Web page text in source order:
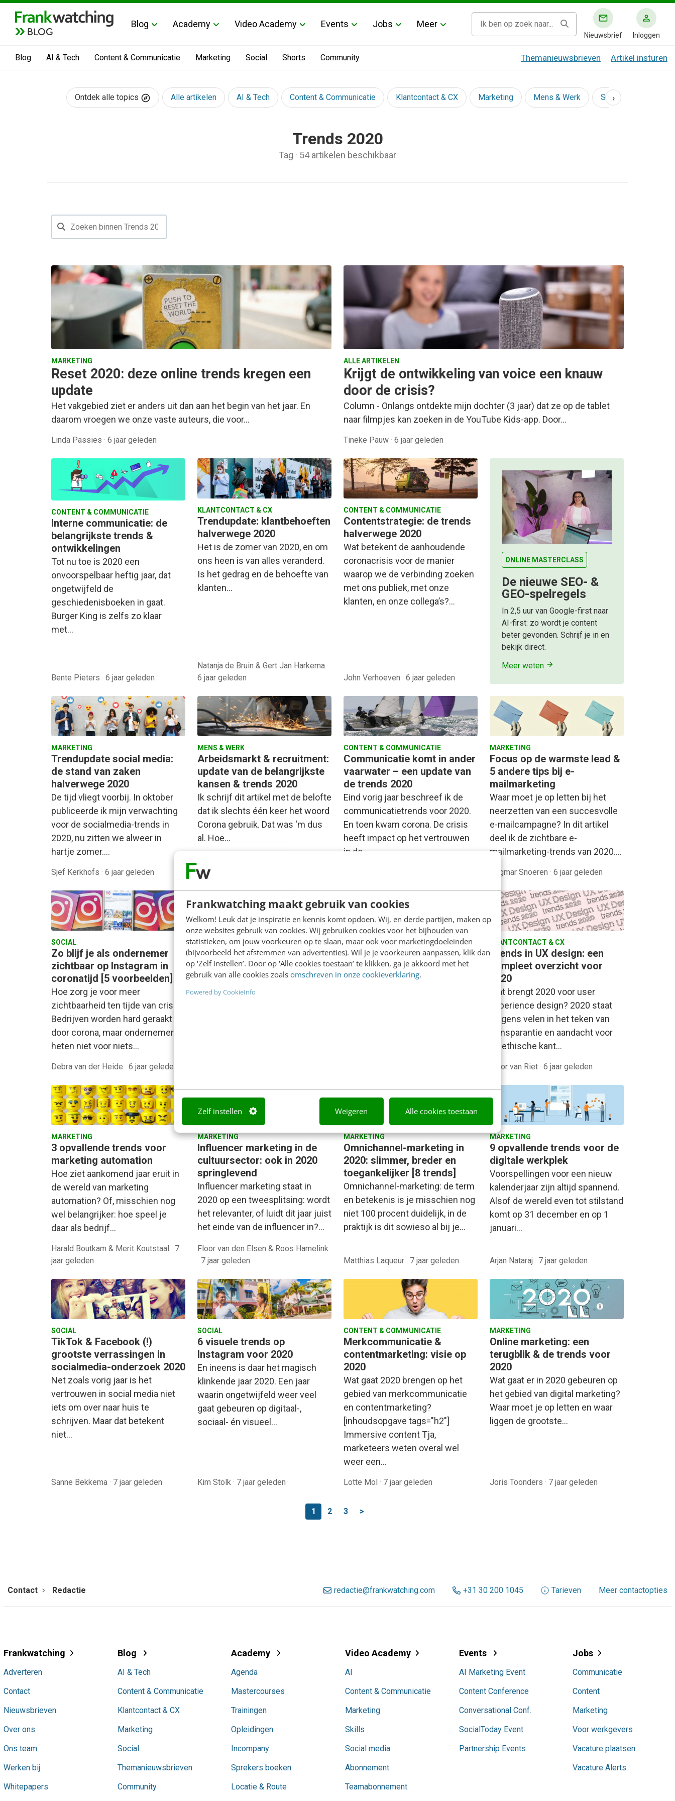
Frankwatching maakt gebruik van cookies
Welkom! Leuk dat je inspiratie en kennis komt opdoen. Wij, en derde partijen, maken op
onze websites gebruik van cookies. Wij gebruiken cookies voor het bijhouden van
statistieken, om jouw voorkeuren op te slaan, maar ook voor marketingdoeleinden
(bijvoorbeeld het afstemmen van advertenties). Wil je je voorkeuren aanpassen, klik dan
op ‘Zelf instellen’. Door op ‘Alle cookies toestaan’ te klikken, ga je akkoord met het
gebruik van alle cookies zoals omschreven in onze cookieverklaring.
Powered by CookieInfo
Zelf instellen Weigeren Alle cookies toestaan
BLOG
Blog Academy Video Academy Events Jobs Meer
Nieuwsbrief Inloggen
Blog AI & Tech Content & Communicatie Marketing Social Shorts Community Themanieuwsbrieven Artikel insturen
Ontdek alle topics Alle artikelen AI & Tech Content & Communicatie Klantcontact & CX Marketing Mens & Werk Social
›
Trends 2020
Tag · 54 artikelen beschikbaar
MARKETING
Reset 2020: deze online trends kregen een
update
Het vakgebied ziet er anders uit dan aan het begin van het jaar. En
daarom vroegen we onze vaste auteurs, die voor…
Linda Passies · 6 jaar geleden
ALLE ARTIKELEN
Krijgt de ontwikkeling van voice een knauw
door de crisis?
Column - Onlangs ontdekte mijn dochter (3 jaar) dat ze op de tablet
naar filmpjes kan zoeken in de YouTube Kids-app. Door…
Tineke Pauw · 6 jaar geleden
CONTENT & COMMUNICATIE
Interne communicatie: de
belangrijkste trends &
ontwikkelingen
Tot nu toe is 2020 een
onvoorspelbaar heftig jaar, dat
ongetwijfeld de
geschiedenisboeken in gaat.
Burger King is zelfs zo klaar
met…
Bente Pieters · 6 jaar geleden
KLANTCONTACT & CX
Trendupdate: klantbehoeften
halverwege 2020
Het is de zomer van 2020, en om
ons heen is van alles veranderd.
Is het gedrag en de behoefte van
klanten…
Natanja de Bruin & Gert Jan Harkema ·
6 jaar geleden
CONTENT & COMMUNICATIE
Contentstrategie: de trends
halverwege 2020
Wat betekent de aanhoudende
coronacrisis voor de manier
waarop we de verbinding zoeken
met ons publiek, met onze
klanten, en onze collega’s?…
John Verhoeven · 6 jaar geleden
ONLINE MASTERCLASS
De nieuwe SEO- &
GEO-spelregels
In 2,5 uur van Google-first naar
AI-first: zo wordt je content
beter gevonden. Schrijf je in en
bekijk direct.
Meer weten
MARKETING
Trendupdate social media:
de stand van zaken
halverwege 2020
De tijd vliegt voorbij. In oktober
publiceerde ik mijn verwachting
voor de socialmedia-trends in
2020, nu zitten we alweer in
hartje zomer.…
Sjef Kerkhofs · 6 jaar geleden
MENS & WERK
Arbeidsmarkt & recruitment:
update van de belangrijkste
kansen & trends 2020
Ik schrijf dit artikel met de belofte
dat ik slechts één keer het woord
Corona gebruik. Dat was ‘m dus
al. Hoe…
Arjan Elbers
CONTENT & COMMUNICATIE
Communicatie komt in ander
vaarwater – een update van
de trends 2020
Eind vorig jaar beschreef ik de
communicatietrends voor 2020.
En toen kwam corona. De crisis
heeft impact op het vertrouwen
in de…
MARKETING
Focus op de warmste lead &
5 andere tips bij e-
mailmarketing
Waar moet je op letten bij het
neerzetten van een succesvolle
e-mailcampagne? In dit artikel
deel ik de zichtbare e-
mailmarketing-trends van 2020.…
Dagmar Snoeren · 6 jaar geleden
SOCIAL
Zo blijf je als ondernemer
zichtbaar op Instagram in
coronatijd [5 voorbeelden]
Hoe zorg je voor meer
zichtbaarheid ten tijde van crisis?
Bedrijven worden hard geraakt
door corona, maar ondernemers
heten niet voor niets…
Debra van der Heide · 6 jaar geleden
KLANTCONTACT & CX
UI & UX: geen laad-icoon
meer, minimalisme &
authenticiteit
Het woord 'snelheid' domineert in
MARKETING
10 e-commercetrends om in
2020 in de gaten te houden
Zet de klant centraal! Dat is sinds
KLANTCONTACT & CX
Trends in UX design: een
compleet overzicht voor
2020
Wat brengt 2020 voor user
experience design? 2020 staat
volgens velen in het teken van
transparantie en aandacht voor
de ethische kant…
Floor van Riet · 6 jaar geleden
MARKETING
3 opvallende trends voor
marketing automation
Hoe ziet aankomend jaar eruit in
de wereld van marketing
automation? Of, misschien nog
wel belangrijker: hoe speel je
daar als bedrijf…
Harald Boutkam & Merit Koutstaal · 7
jaar geleden
MARKETING
Influencer marketing in de
cultuursector: ook in 2020
springlevend
Influencer marketing staat in
2020 op een tweesplitsing: wordt
het relevanter, of luidt dit jaar juist
het einde van de influencer in?…
Floor van den Elsen & Roos Hamelink
· 7 jaar geleden
MARKETING
Omnichannel-marketing in
2020: slimmer, breder en
toegankelijker [8 trends]
Omnichannel-marketing: de term
en betekenis is je misschien nog
niet 100 procent duidelijk, in de
praktijk is dit sowieso al bij je…
Matthias Laqueur · 7 jaar geleden
MARKETING
9 opvallende trends voor de
digitale werkplek
Voorspellingen voor een nieuw
kalenderjaar zijn altijd spannend.
Alsof de wereld even tot stilstand
komt op 31 december en op 1
januari…
Arjan Nataraj · 7 jaar geleden
SOCIAL
TikTok & Facebook (!)
grootste verrassingen in
socialmedia-onderzoek 2020
Net zoals vorig jaar is het
vertrouwen in social media niet
iets om over naar huis te
schrijven. Maar dat betekent
niet…
Sanne Bekkema · 7 jaar geleden
SOCIAL
6 visuele trends op
Instagram voor 2020
En ineens is daar het magisch
klinkende jaar 2020. Een jaar
waarin ongetwijfeld weer veel
gaat gebeuren op digitaal-,
sociaal- én visueel…
Kim Stolk · 7 jaar geleden
CONTENT & COMMUNICATIE
Merkcommunicatie &
contentmarketing: visie op
2020
Wat gaat 2020 brengen op het
gebied van merkcommunicatie
en contentmarketing?
[inhoudsopgave tags="h2"]
Immersive content Tja,
marketeers weten overal wel
weer een…
Lotte Mol · 7 jaar geleden
MARKETING
Online marketing: een
terugblik & de trends voor
2020
Wat gaat er in 2020 gebeuren op
het gebied van digital marketing?
Waar moet je op letten en waar
liggen de grootste…
Joris Toonders · 7 jaar geleden
1 2 3 >
Contact Redactie redactie@frankwatching.com +31 30 200 1045 Tarieven Meer contactopties
Frankwatching
Adverteren
Contact
Nieuwsbrieven
Over ons
Ons team
Werken bij
Whitepapers
Blog
AI & Tech
Content & Communicatie
Klantcontact & CX
Marketing
Social
Themanieuwsbrieven
Community
Academy
Agenda
Mastercourses
Trainingen
Opleidingen
Incompany
Sprekers boeken
Locatie & Route
Video Academy
AI
Content & Communicatie
Marketing
Skills
Social media
Abonnement
Teamabonnement
Events
AI Marketing Event
Content Conference
Conversational Conf.
SocialToday Event
Partnership Events
Jobs
Communicatie
Content
Marketing
Voor werkgevers
Vacature plaatsen
Vacature Alerts